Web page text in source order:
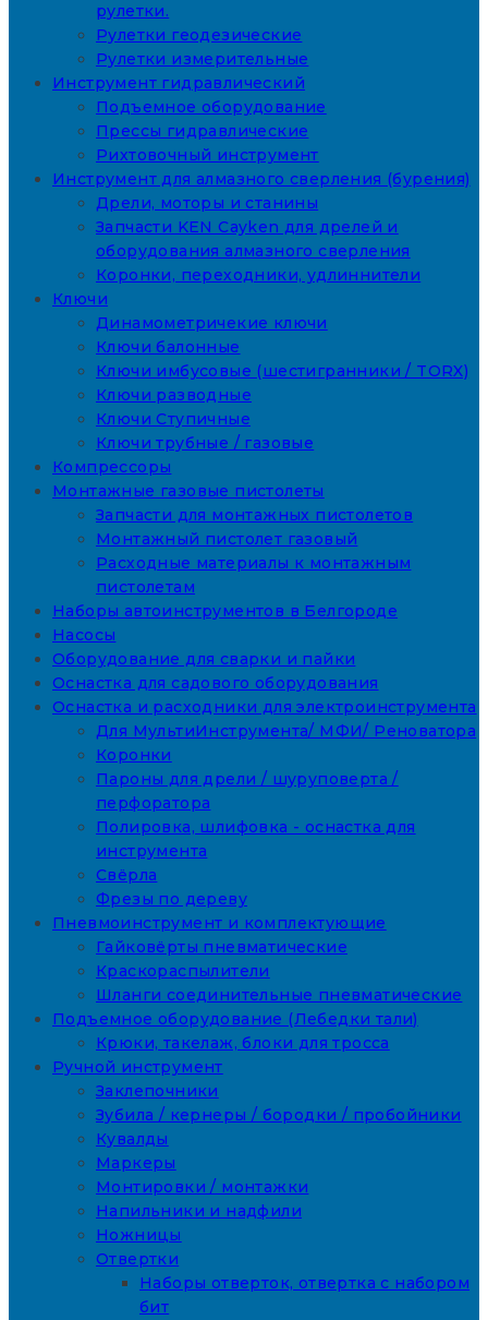
рулетки.
Рулетки геодезические
Рулетки измерительные
Инструмент гидравлический
Подъемное оборудование
Прессы гидравлические
Рихтовочный инструмент
Инструмент для алмазного сверления (бурения)
Дрели, моторы и станины
Запчасти KEN Cayken для дрелей и
оборудования алмазного сверления
Коронки, переходники, удлиннители
Ключи
Динамометричекие ключи
Ключи балонные
Ключи имбусовые (шестигранники / TORX)
Ключи разводные
Ключи Ступичные
Ключи трубные / газовые
Компрессоры
Монтажные газовые пистолеты
Запчасти для монтажных пистолетов
Монтажный пистолет газовый
Расходные материалы к монтажным
пистолетам
Наборы автоинструментов в Белгороде
Насосы
Оборудование для сварки и пайки
Оснастка для садового оборудования
Оснастка и расходники для электроинструмента
Для МультиИнструмента/ МФИ/ Реноватора
Коронки
Пароны для дрели / шуруповерта /
перфоратора
Полировка, шлифовка - оснастка для
инструмента
Свёрла
Фрезы по дереву
Пневмоинструмент и комплектующие
Гайковёрты пневматические
Краскораспылители
Шланги соединительные пневматические
Подъемное оборудование (Лебедки тали)
Крюки, такелаж, блоки для тросса
Ручной инструмент
Заклепочники
Зубила / кернеры / бородки / пробойники
Кувалды
Маркеры
Монтировки / монтажки
Напильники и надфили
Ножницы
Отвертки
Наборы отверток, отвертка с набором
бит